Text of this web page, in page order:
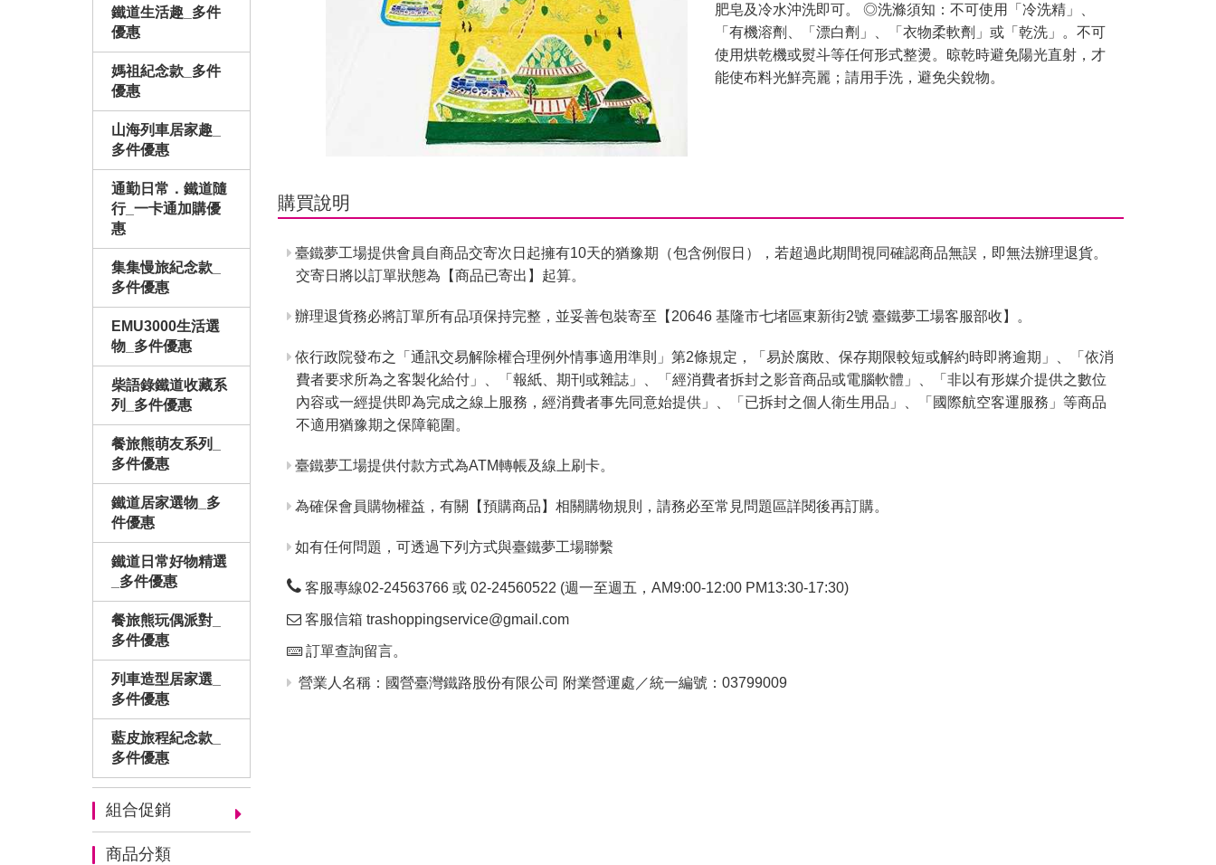
鐵道生活趣_多件
優惠
媽祖紀念款_多件
優惠
山海列車居家趣_
多件優惠
通勤日常．鐵道隨
行_一卡通加購優
惠
集集慢旅紀念款_
多件優惠
EMU3000生活選
物_多件優惠
柴語錄鐵道收藏系
列_多件優惠
餐旅熊萌友系列_
多件優惠
鐵道居家選物_多
件優惠
鐵道日常好物精選
_多件優惠
餐旅熊玩偶派對_
多件優惠
列車造型居家選_
多件優惠
藍皮旅程紀念款_
多件優惠
組合促銷
商品分類
肥皂及冷水沖洗即可。 ◎洗滌須知：不可使用「冷洗精」、
「有機溶劑、「漂白劑」、「衣物柔軟劑」或「乾洗」。不可
使用烘乾機或熨斗等任何形式整燙。晾乾時避免陽光直射，才
能使布料光鮮亮麗；請用手洗，避免尖銳物。
購買說明
臺鐵夢工場提供會員自商品交寄次日起擁有10天的猶豫期（包含例假日），若超過此期間視同確認商品無誤，即無法辦理退貨。
交寄日將以訂單狀態為【商品已寄出】起算。
辦理退貨務必將訂單所有品項保持完整，並妥善包裝寄至【20646 基隆市七堵區東新街2號 臺鐵夢工場客服部收】。
依行政院發布之「通訊交易解除權合理例外情事適用準則」第2條規定，「易於腐敗、保存期限較短或解約時即將逾期」、「依消
費者要求所為之客製化給付」、「報紙、期刊或雜誌」、「經消費者拆封之影音商品或電腦軟體」、「非以有形媒介提供之數位
內容或一經提供即為完成之線上服務，經消費者事先同意始提供」、「已拆封之個人衛生用品」、「國際航空客運服務」等商品
不適用猶豫期之保障範圍。
臺鐵夢工場提供付款方式為ATM轉帳及線上刷卡。
為確保會員購物權益，有關【預購商品】相關購物規則，請務必至常見問題區詳閱後再訂購。
如有任何問題，可透過下列方式與臺鐵夢工場聯繫
客服專線02-24563766 或 02-24560522 (週一至週五，AM9:00-12:00 PM13:30-17:30)
客服信箱 trashoppingservice@gmail.com
訂單查詢留言。
營業人名稱：國營臺灣鐵路股份有限公司 附業營運處／統一編號：03799009